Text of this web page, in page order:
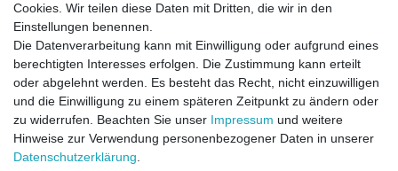
Direktkontakt per Telefon unter 04331 / 4928-910
Cookies. Wir teilen diese Daten mit Dritten, die wir in den
Einstellungen benennen.
Die Datenverarbeitung kann mit Einwilligung oder aufgrund eines
berechtigten Interesses erfolgen. Die Zustimmung kann erteilt
oder abgelehnt werden. Es besteht das Recht, nicht einzuwilligen
und die Einwilligung zu einem späteren Zeitpunkt zu ändern oder
zu widerrufen. Beachten Sie unser Impressum und weitere
Hinweise zur Verwendung personenbezogener Daten in unserer
Daten­schutz­erklärung